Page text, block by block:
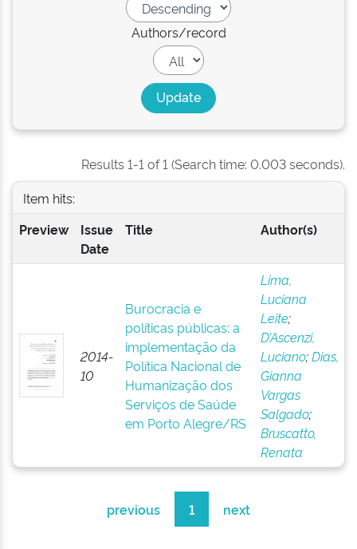
Authors/record
Results 1-1 of 1 (Search time: 0.003 seconds).
Item hits:
Preview
Issue
Date
Title Author(s)
2014-
10
Burocracia e
políticas públicas: a
implementação da
Política Nacional de
Humanização dos
Serviços de Saúde
em Porto Alegre/RS
Lima,
Luciana
Leite;
D’Ascenzi,
Luciano;Dias,
Gianna
Vargas
Salgado;
Bruscatto,
Renata
previous 1 next